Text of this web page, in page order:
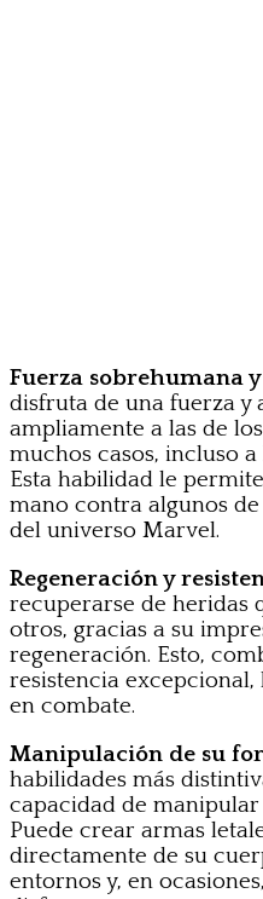
Fuerza sobrehumana
disfruta de una fuerza y
ampliamente a las de
muchos casos, incluso
Esta habilidad le
mano contra algunos
del universo Marvel.
Regeneración y
recuperarse de heridas
otros, gracias a su
regeneración. Esto,
resistencia
en combate.
Manipulación de su
habilidades más
capacidad de
Puede crear armas
directamente de su
entornos y, en